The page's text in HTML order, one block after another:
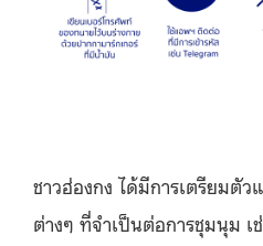
ชาวฮ่องกง ได้มีการเตรียมตั
ต่างๆ ที่จำเป็นต่อการชุมนุม